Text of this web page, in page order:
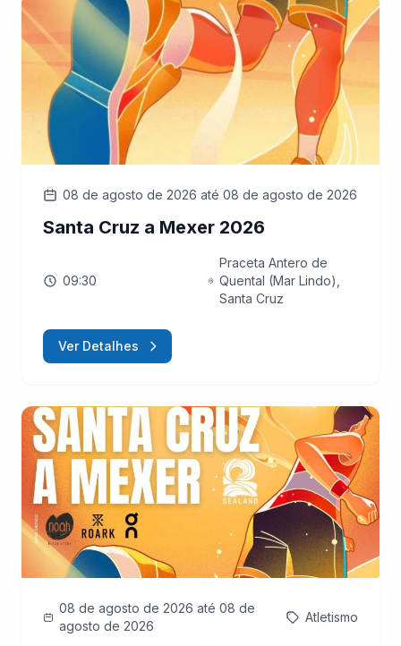
08 de agosto de 2026 até 08 de agosto de 2026
Santa Cruz a Mexer 2026
09:30
Praceta Antero de
Quental (Mar Lindo),
Santa Cruz
Ver Detalhes
08 de agosto de 2026 até 08 de
agosto de 2026
Atletismo